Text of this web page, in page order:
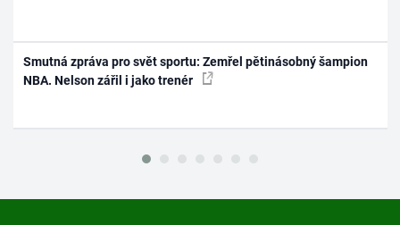
Smutná zpráva pro svět sportu: Zemřel pětinásobný šampion
NBA. Nelson zářil i jako trenér